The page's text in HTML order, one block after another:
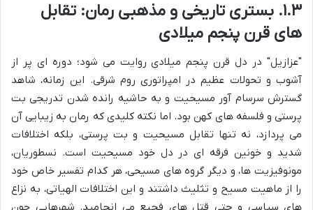
۱.۳. بستری تاریخی و مذهبی رمان: تقابل
های قرن پنجم میلادی
"عزازیل" در دل قرن پنجم میلادی روایت می شود؛ دوره ای پر از
آشوب و تحولات عظیم در امپراتوری روم شرقی. این زمانه، شاهد
گسترش سرسام آور مسیحیت و به حاشیه رانده شدن تدریجی بت
پرستی و فلسفه های کهن بود. اما نکته کلیدی که رمان به زیبایی آن
می پردازد، نه تنها تقابل مسیحیت و بت پرستی، بلکه اختلافات
شدید و خونین فرقه ای در دل خود مسیحیت است. نسطوریان،
مونوفیزیت ها، و دیگر گروه های مسیحی، هر کدام تفسیر خاص خود
را از ماهیت مسیح و تثلیث داشتند و این اختلافات الهیاتی، به نزاع
های سیاسی و حتی قتل های فجیع می انجامید. شهرهایی چون